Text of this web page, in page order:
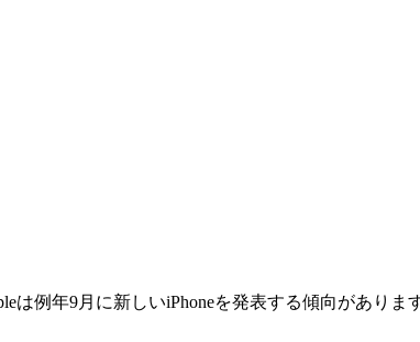
例年9月に新しいiPhoneを発表する傾向があり